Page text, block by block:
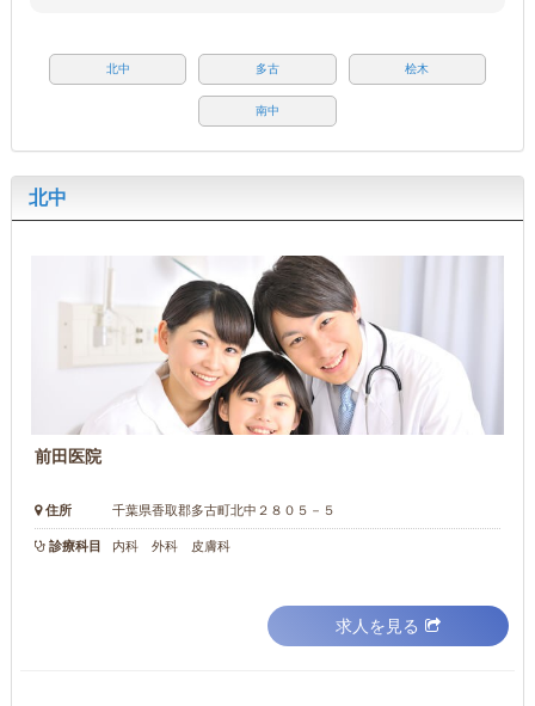
北中 多古 桧木
南中
北中
前田医院
住所 千葉県香取郡多古町北中２８０５－５
診療科目 内科 外科 皮膚科
求人を見る